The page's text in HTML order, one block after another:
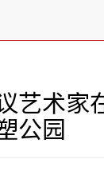
艺术家
公园